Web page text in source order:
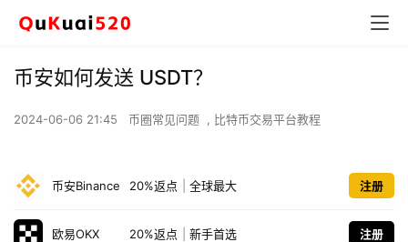
币安如何发送 USDT？
2024-06-06 21:45 币圈常见问题 , 比特币交易平台教程
币安Binance 20%返点 全球最大 注册
欧易OKX 20%返点 新手首选 注册